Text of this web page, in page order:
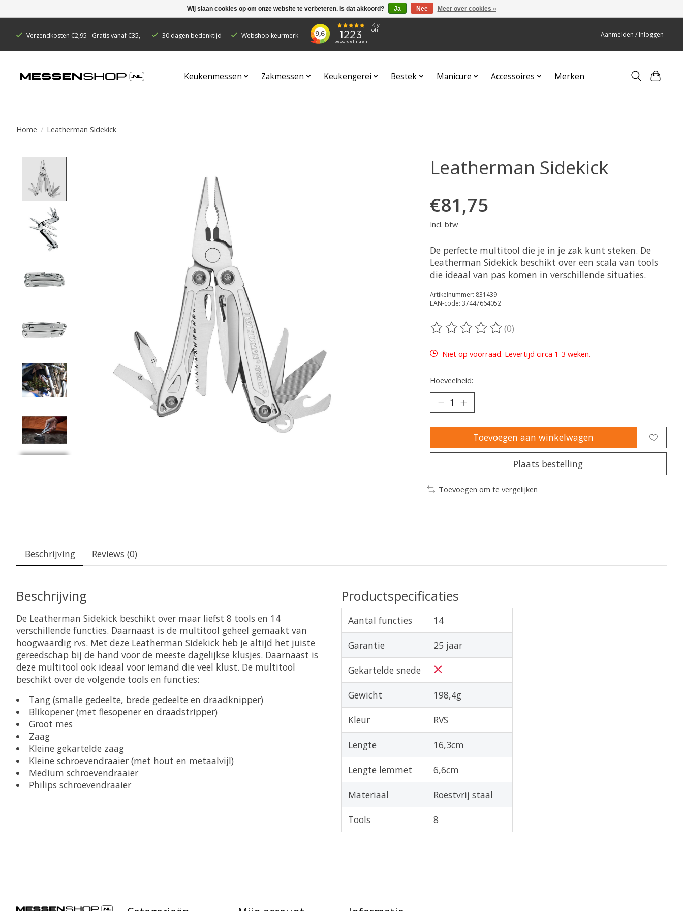
Verzendkosten €2,95 - Gratis vanaf €35,- 30 dagen bedenktijd Webshop keurmerk Aanmelden / Inloggen
Keukenmessen Zakmessen Keukengerei Bestek Manicure Accessoires Merken
Home / Leatherman Sidekick
Leatherman Sidekick
€81,75
Incl. btw
De perfecte multitool die je in je zak kunt steken. De
Leatherman Sidekick beschikt over een scala van tools
die ideaal van pas komen in verschillende situaties.
Artikelnummer: 831439
EAN-code: 37447664052
De beoordeling van dit product is
(0)
Niet op voorraad. Levertijd circa 1-3 weken.
Hoeveelheid:
Toevoegen aan winkelwagen
Plaats bestelling
Toevoegen om te vergelijken
Beschrijving Reviews (0)
Beschrijving
De Leatherman Sidekick beschikt over maar liefst 8 tools en 14
verschillende functies. Daarnaast is de multitool geheel gemaakt van
hoogwaardig rvs. Met deze Leatherman Sidekick heb je altijd het juiste
gereedschap bij de hand voor de meeste dagelijkse klusjes. Daarnaast is
deze multitool ook ideaal voor iemand die veel klust. De multitool
beschikt over de volgende tools en functies:
Tang (smalle gedeelte, brede gedeelte en draadknipper)
Blikopener (met flesopener en draadstripper)
Groot mes
Zaag
Kleine gekartelde zaag
Kleine schroevendraaier (met hout en metaalvijl)
Medium schroevendraaier
Philips schroevendraaier
Productspecificaties
Aantal functies 14
Garantie 25 jaar
Gekartelde snede
Gewicht 198,4g
Kleur RVS
Lengte 16,3cm
Lengte lemmet 6,6cm
Materiaal Roestvrij staal
Tools 8
Wij slaan cookies op om onze website te verbeteren. Is dat akkoord? Ja Nee Meer over cookies »